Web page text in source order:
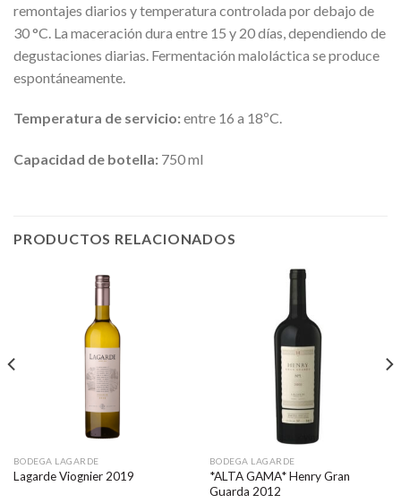
remontajes diarios y temperatura controlada por debajo de
30 °C. La maceración dura entre 15 y 20 días, dependiendo de
degustaciones diarias. Fermentación maloláctica se produce
espontáneamente.
Temperatura de servicio:entre 16 a 18ºC.
Capacidad de botella: 750 ml
PRODUCTOS RELACIONADOS
BODEGA LAGARDE
Lagarde Viognier 2019
BODEGA LAGARDE
*ALTA GAMA* Henry Gran
Guarda 2012